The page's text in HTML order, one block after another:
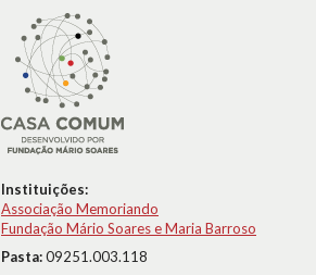
Instituições:
Associação Memoriando
Fundação Mário Soares e Maria Barroso
Pasta:09251.003.118